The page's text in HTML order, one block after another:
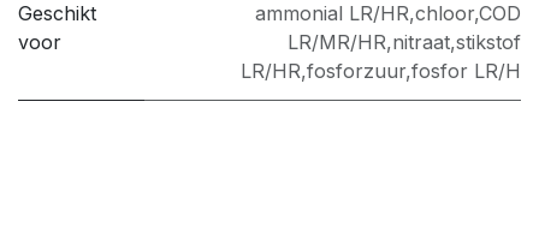
Geschikt
voor
ammonial LR/HR,chloor,COD
LR/MR/HR,nitraat,stikstof
LR/HR,fosforzuur,fosfor LR/H